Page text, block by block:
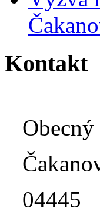
Kontakt
Obecný
04445